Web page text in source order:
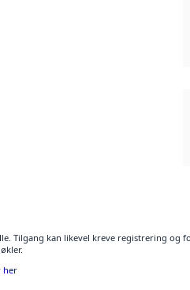
Tilgang kan likevel kreve registrering og
her